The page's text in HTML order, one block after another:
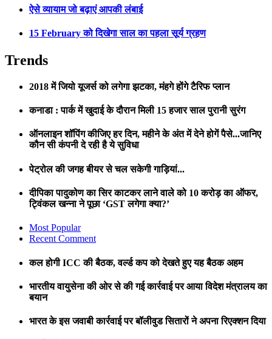
ऐसे व्यायाम जो बढ़ाएं आपकी लंबाई
15 February को दिखेगा साल का पहला सूर्य ग्रहण
Trends
2018 में जियो यूजर्स को लगेगा झटका, मंहगे होंगे टैरिफ प्लान
कनाडा : पार्क में खुदाई के दौरान मिली 15 हजार साल पुरानी सुरंग
ऑनलाइन शॉपिंग कीजिए हर दिन, महीने के अंत में देने होगें पैसे...जानिए
कौन सी कंपनी दे रही है ये सुविधा
पेट्रोल की जगह बीयर से चल सकेगी गाड़ियां...
दीपिका पादुकोण का सिर काटकर लाने वाले को 10 करोड़ का ऑफर,
ट्विंकल खन्ना ने पूछा ‘GST लगेगा क्या?’
Most Popular
Recent Comment
कल होगी ICC की बैठक, वर्ल्ड कप को देखते हुए यह बैठक अहम
भारतीय वायुसेना की ओर से की गई कार्रवाई पर आया विदेश मंत्रालय का
बयान
भारत के इस जवाबी कार्रवाई पर बॉलीवुड सितारों ने अपना रिएक्शन दिया